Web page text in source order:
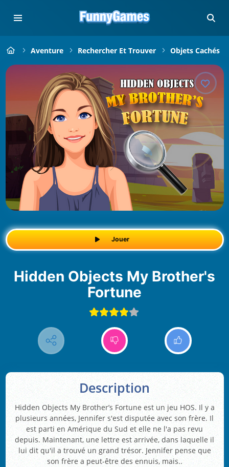
Aventure Rechercher Et Trouver Objets Cachés
Jouer
Hidden Objects My Brother's
Fortune
Description
Hidden Objects My Brother’s Fortune est un jeu HOS. Il y a
plusieurs années, Jennifer s'est disputée avec son frère. Il
est parti en Amérique du Sud et elle ne l'a pas revu
depuis. Maintenant, une lettre est arrivée, dans laquelle il
lui dit qu'il a trouvé un grand trésor. Jennifer pense que
son frère a peut-être des ennuis, mais..